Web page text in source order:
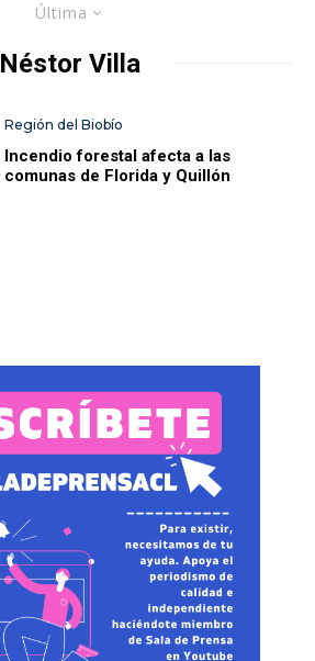
Última
Néstor Villa
Región del Biobío
Incendio forestal afecta a las
comunas de Florida y Quillón